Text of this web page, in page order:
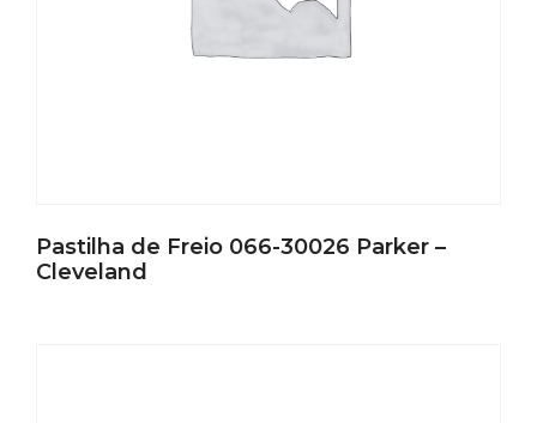
Pastilha de Freio 066-30026 Parker –
Cleveland